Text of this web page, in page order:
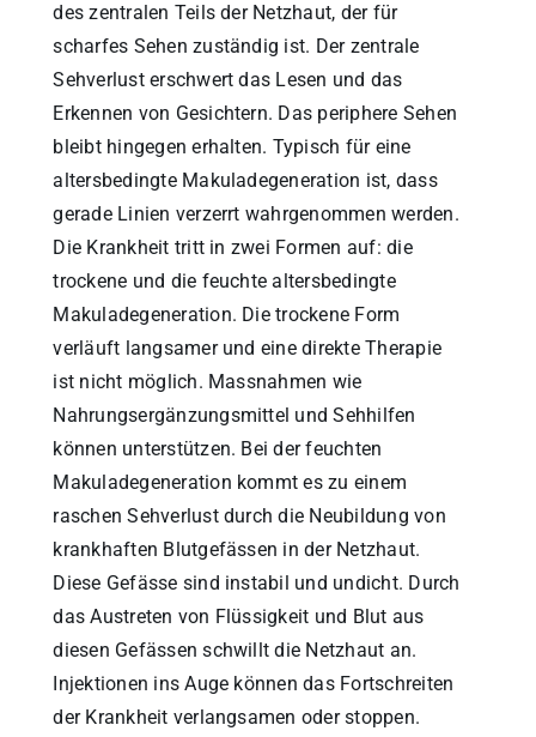
des zentralen Teils der Netzhaut, der für
scharfes Sehen zuständig ist. Der zentrale
Sehverlust erschwert das Lesen und das
Erkennen von Gesichtern. Das periphere Sehen
bleibt hingegen erhalten. Typisch für eine
altersbedingte Makuladegeneration ist, dass
gerade Linien verzerrt wahrgenommen werden.
Die Krankheit tritt in zwei Formen auf: die
trockene und die feuchte altersbedingte
Makuladegeneration. Die trockene Form
verläuft langsamer und eine direkte Therapie
ist nicht möglich. Massnahmen wie
Nahrungsergänzungsmittel und Sehhilfen
können unterstützen. Bei der feuchten
Makuladegeneration kommt es zu einem
raschen Sehverlust durch die Neubildung von
krankhaften Blutgefässen in der Netzhaut.
Diese Gefässe sind instabil und undicht. Durch
das Austreten von Flüssigkeit und Blut aus
diesen Gefässen schwillt die Netzhaut an.
Injektionen ins Auge können das Fortschreiten
der Krankheit verlangsamen oder stoppen.